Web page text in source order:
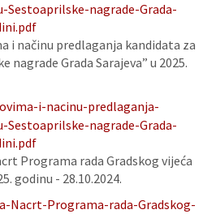
Sestoaprilske-nagrade-Grada-
i načinu predlaganja kandidata za
nagrade Grada Sarajeva” u 2025.
i-nacinu-predlaganja-
Sestoaprilske-nagrade-Grada-
Programa rada Gradskog vijeća
godinu - 28.10.2024.
Nacrt-Programa-rada-Gradskog-